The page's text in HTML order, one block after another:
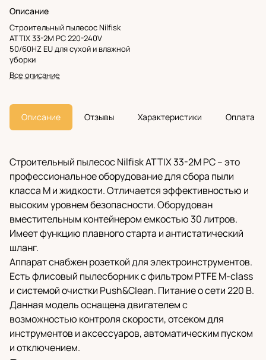
Описание
Строительный пылесос Nilfisk
ATTIX 33-2M PC 220-240V
50/60HZ EU для сухой и влажной
уборки
Все описание
Описание Отзывы Характеристики Оплата
Строительный пылесос Nilfisk ATTIX 33-2M PC – это
профессиональное оборудование для сбора пыли
класса М и жидкости. Отличается эффективностью и
высоким уровнем безопасности. Оборудован
вместительным контейнером емкостью 30 литров.
Имеет функцию плавного старта и антистатический
шланг.
Аппарат снабжен розеткой для электроинструментов.
Есть флисовый пылесборник с фильтром PTFE M-class
и системой очистки Push&Clean. Питание о сети 220 В.
Данная модель оснащена двигателем с
возможностью контроля скорости, отсеком для
инструментов и аксессуаров, автоматическим пуском
и отключением.